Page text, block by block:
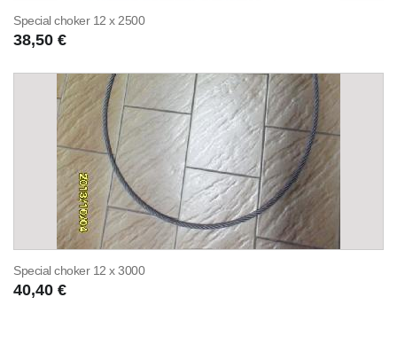
Special choker 12 x 2500
38,50 €
Special choker 12 x 3000
40,40 €